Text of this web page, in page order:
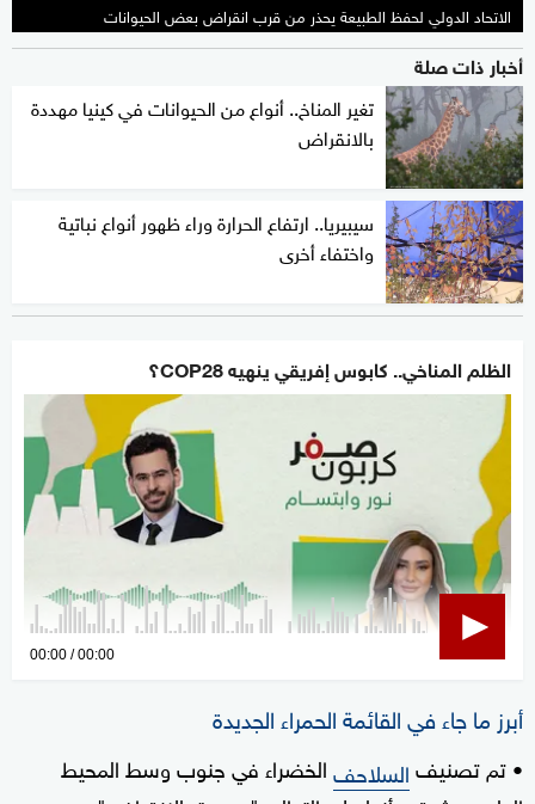
الاتحاد الدولي لحفظ الطبيعة يحذر من قرب انقراض بعض الحيوانات
أخبار ذات صلة
تغير المناخ.. أنواع من الحيوانات في كينيا مهددة
بالانقراض
سيبيريا.. ارتفاع الحرارة وراء ظهور أنواع نباتية
واختفاء أخرى
الظلم المناخي.. كابوس إفريقي ينهيه COP28؟
0
seconds
00:00 00:00
أبرز ما جاء في القائمة الحمراء الجديدة
• تم تصنيفالسلاحفالخضراء في جنوب وسط المحيط